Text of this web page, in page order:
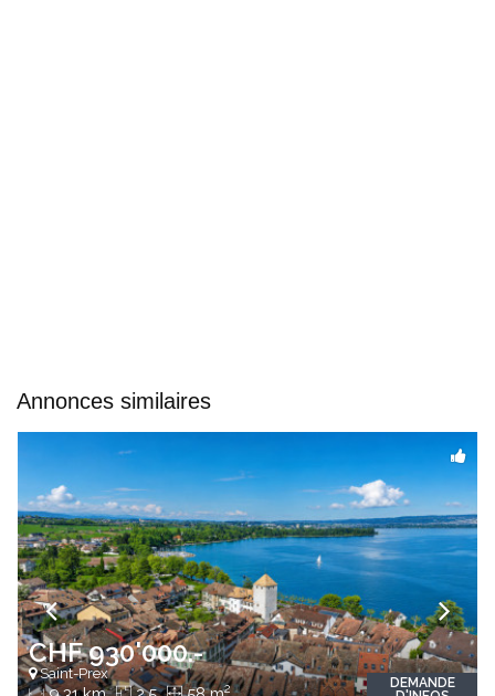
Annonces similaires
CHF 930'000.-
Saint-Prex
2
DEMANDE